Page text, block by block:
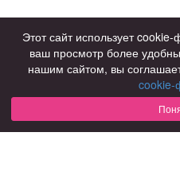
Для
для брака и
для
для
для
В
за
Этот сайт использует
ваш просмотр более
нашим сайтом, вы
cookie-